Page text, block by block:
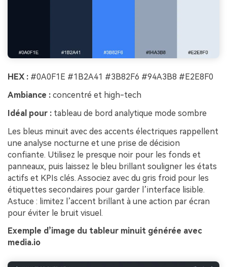
HEX : #0A0F1E #1B2A41 #3B82F6 #94A3B8 #E2E8F0
Ambiance : concentré et high-tech
Idéal pour : tableau de bord analytique mode sombre
Les bleus minuit avec des accents électriques rappellent
une analyse nocturne et une prise de décision
confiante. Utilisez le presque noir pour les fonds et
panneaux, puis laissez le bleu brillant souligner les états
actifs et KPIs clés. Associez avec du gris froid pour les
étiquettes secondaires pour garder l’interface lisible.
Astuce : limitez l’accent brillant à une action par écran
pour éviter le bruit visuel.
Exemple d’image du tableur minuit générée avec
media.io